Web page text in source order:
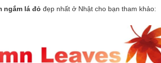
ngắm lá đỏ đẹp nhất ở Nhật cho bạn tham khảo: